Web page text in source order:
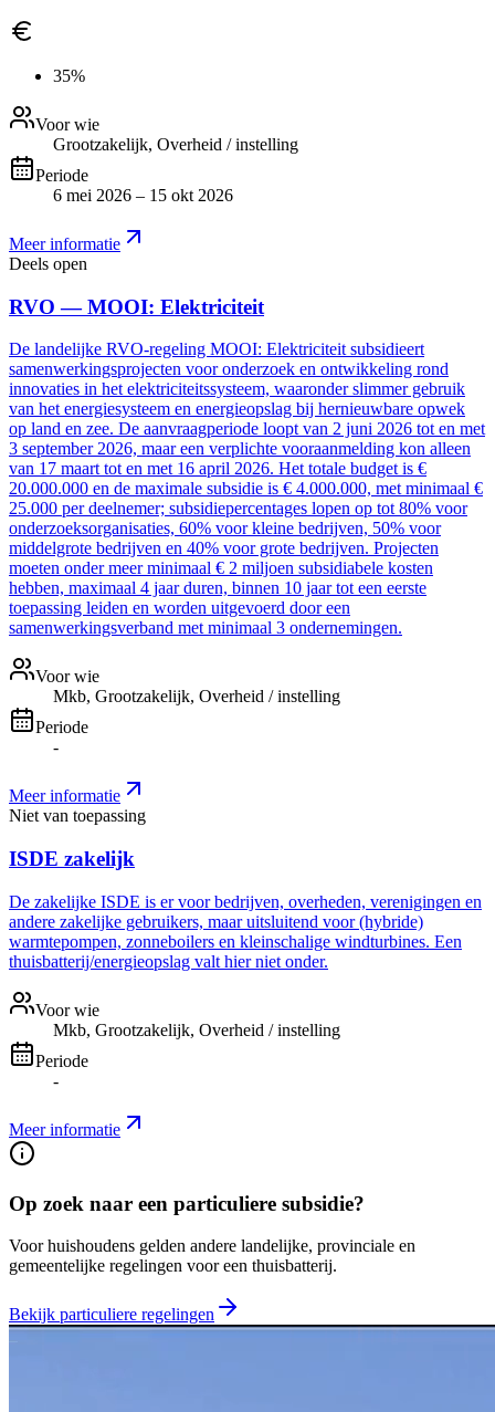
35%
Voor wie
Grootzakelijk, Overheid / instelling
Periode
6 mei 2026 – 15 okt 2026
Meer informatie
Deels open
RVO — MOOI: Elektriciteit
De landelijke RVO-regeling MOOI: Elektriciteit subsidieert
samenwerkingsprojecten voor onderzoek en ontwikkeling rond
innovaties in het elektriciteitssysteem, waaronder slimmer gebruik
van het energiesysteem en energieopslag bij hernieuwbare opwek
op land en zee. De aanvraagperiode loopt van 2 juni 2026 tot en met
3 september 2026, maar een verplichte vooraanmelding kon alleen
van 17 maart tot en met 16 april 2026. Het totale budget is €
20.000.000 en de maximale subsidie is € 4.000.000, met minimaal €
25.000 per deelnemer; subsidiepercentages lopen op tot 80% voor
onderzoeksorganisaties, 60% voor kleine bedrijven, 50% voor
middelgrote bedrijven en 40% voor grote bedrijven. Projecten
moeten onder meer minimaal € 2 miljoen subsidiabele kosten
hebben, maximaal 4 jaar duren, binnen 10 jaar tot een eerste
toepassing leiden en worden uitgevoerd door een
samenwerkingsverband met minimaal 3 ondernemingen.
Voor wie
Mkb, Grootzakelijk, Overheid / instelling
Periode
-
Meer informatie
Niet van toepassing
ISDE zakelijk
De zakelijke ISDE is er voor bedrijven, overheden, verenigingen en
andere zakelijke gebruikers, maar uitsluitend voor (hybride)
warmtepompen, zonneboilers en kleinschalige windturbines. Een
thuisbatterij/energieopslag valt hier niet onder.
Voor wie
Mkb, Grootzakelijk, Overheid / instelling
Periode
-
Meer informatie
Op zoek naar een particuliere subsidie?
Voor huishoudens gelden andere landelijke, provinciale en
gemeentelijke regelingen voor een thuisbatterij.
Bekijk particuliere regelingen